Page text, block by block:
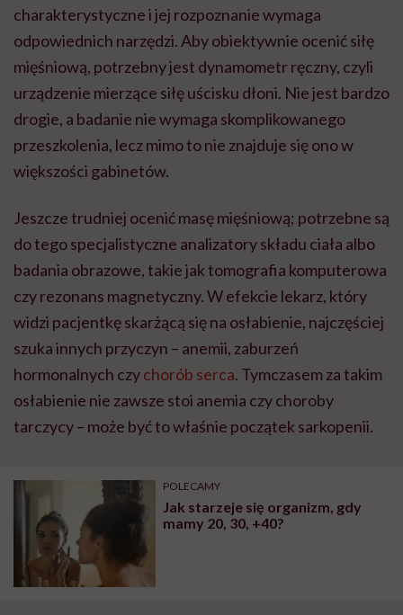
charakterystyczne i jej rozpoznanie wymaga
odpowiednich narzędzi. Aby obiektywnie ocenić siłę
mięśniową, potrzebny jest dynamometr ręczny, czyli
urządzenie mierzące siłę uścisku dłoni. Nie jest bardzo
drogie, a badanie nie wymaga skomplikowanego
przeszkolenia, lecz mimo to nie znajduje się ono w
większości gabinetów.
Jeszcze trudniej ocenić masę mięśniową; potrzebne są
do tego specjalistyczne analizatory składu ciała albo
badania obrazowe, takie jak tomografia komputerowa
czy rezonans magnetyczny. W efekcie lekarz, który
widzi pacjentkę skarżącą się na osłabienie, najczęściej
szuka innych przyczyn – anemii, zaburzeń
hormonalnych czychorób serca. Tymczasem za takim
osłabienie nie zawsze stoi anemia czy choroby
tarczycy – może być to właśnie początek sarkopenii.
POLECAMY
Jak starzeje się organizm, gdy
mamy 20, 30, +40?